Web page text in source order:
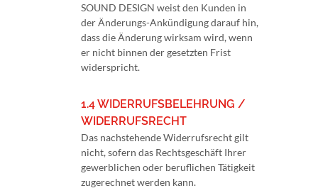
SOUND DESIGN weist den Kunden in
der Änderungs-Ankündigung darauf hin,
dass die Änderung wirksam wird, wenn
er nicht binnen der gesetzten Frist
widerspricht.
1.4 WIDERRUFSBELEHRUNG /
WIDERRUFSRECHT
Das nachstehende Widerrufsrecht gilt
nicht, sofern das Rechtsgeschäft Ihrer
gewerblichen oder beruflichen Tätigkeit
zugerechnet werden kann.